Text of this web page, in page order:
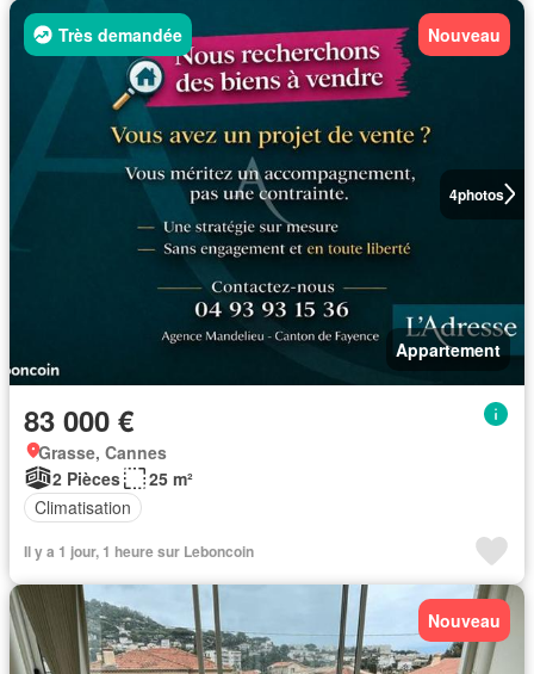
4photos
Très demandée Nouveau
Appartement
83 000 €
Grasse, Cannes
2 Pièces
25 m²
Climatisation
Il y a 1 jour, 1 heure sur Leboncoin
Nouveau